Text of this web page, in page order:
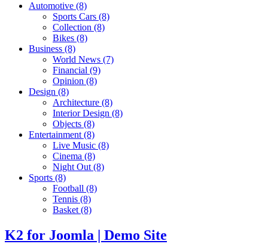
Automotive (8)
Sports Cars (8)
Collection (8)
Bikes (8)
Business (8)
World News (7)
Financial (9)
Opinion (8)
Design (8)
Architecture (8)
Interior Design (8)
Objects (8)
Entertainment (8)
Live Music (8)
Cinema (8)
Night Out (8)
Sports (8)
Football (8)
Tennis (8)
Basket (8)
K2 for Joomla | Demo Site